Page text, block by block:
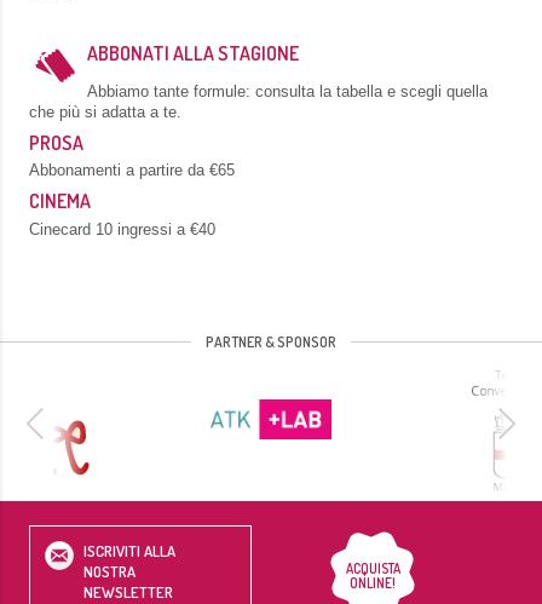
ABBONATI ALLA STAGIONE
Abbiamo tante formule: consulta la tabella e scegli quella
che più si adatta a te.
PROSA
Abbonamenti a partire da €65
CINEMA
Cinecard 10 ingressi a €40
PARTNER & SPONSOR
ISCRIVITI ALLA
NOSTRA
NEWSLETTER
ACQUISTA
ONLINE!